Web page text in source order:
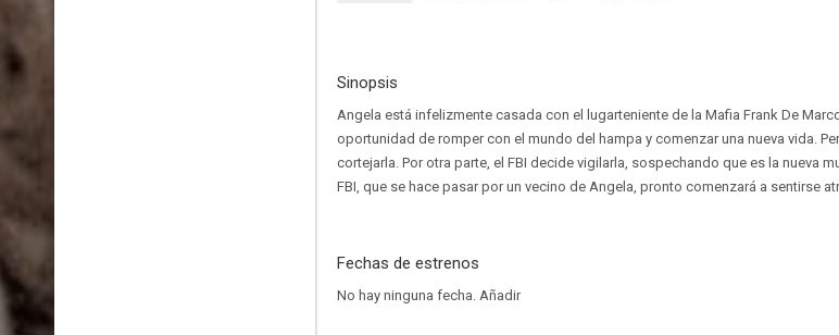
Sinopsis
Angela está infelizmente casada con el lugarteniente de la Mafia Frank De
oportunidad de romper con el mundo del hampa y comenzar una nueva vida.
cortejarla. Por otra parte, el FBI decide vigilarla, sospechando que es la nueva
FBI, que se hace pasar por un vecino de Angela, pronto comenzará a sentirse
Fechas de estrenos
No hay ninguna fecha. Añadir